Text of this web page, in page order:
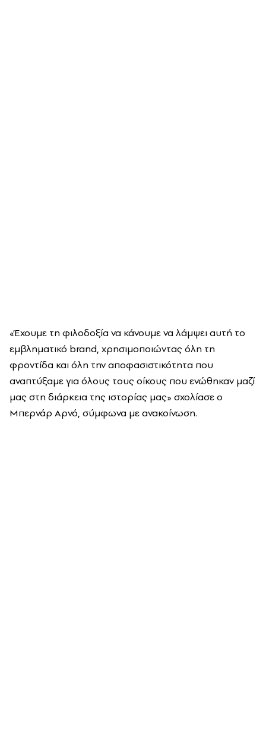
«Έχουμε τη φιλοδοξία να κάνουμε να λάμψει αυτή το
εμβληματικό brand, χρησιμοποιώντας όλη τη
φροντίδα και όλη την αποφασιστικότητα που
αναπτύξαμε για όλους τους οίκους που ενώθηκαν μαζί
μας στη διάρκεια της ιστορίας μας» σχολίασε ο
Μπερνάρ Αρνό, σύμφωνα με ανακοίνωση.